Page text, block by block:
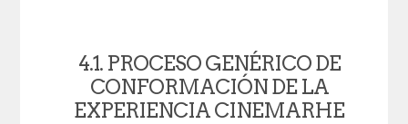
4.1. PROCESO GENÉRICO DE
CONFORMACIÓN DE LA
EXPERIENCIA CINEMARHE